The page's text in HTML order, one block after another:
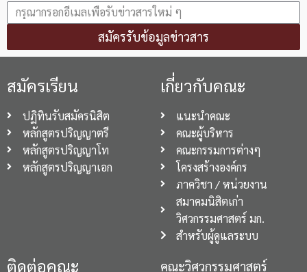
สมัครรับข้อมูลข่าวสาร
สมัครเรียน
ปฏิทินรับสมัครนิสิต
หลักสูตรปริญญาตรี
หลักสูตรปริญญาโท
หลักสูตรปริญญาเอก
เกี่ยวกับคณะ
แนะนำคณะ
คณะผู้บริหาร
คณะกรรมการต่างๆ
โครงสร้างองค์กร
ภาควิชา / หน่วยงาน
สมาคมนิสิตเก่า
วิศวกรรมศาสตร์ มก.
สำหรับผู้ดูแลระบบ
ติดต่อคณะ คณะวิศวกรรมศาสตร์